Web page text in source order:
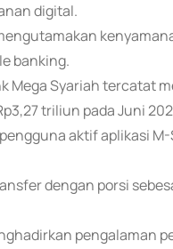
digital.
banking.
Syariah tercatat
triliun pada Juni
aktif aplikasi
dengan porsi
pengalaman